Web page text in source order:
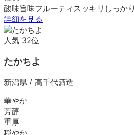
酸味旨味フルーティ スッキリ しっかり
詳細を見る
人気 32位
たかちよ
新潟県 / 高千代酒造
華やか
芳醇
重厚
穏やか